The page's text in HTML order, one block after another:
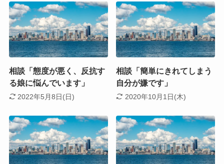
相談「態度が悪く、反抗す
る娘に悩んでいます」
2022年5月8日(日)
相談「簡単にきれてしまう
自分が嫌です」
2020年10月1日(木)